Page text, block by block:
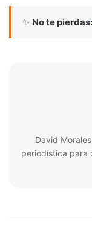
✨ No te pierdas:
David
periodística para